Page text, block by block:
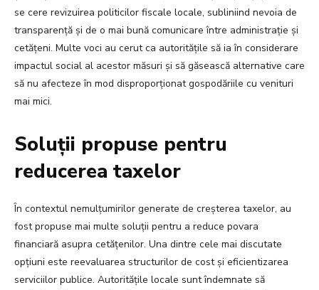
se cere revizuirea politicilor fiscale locale, subliniind nevoia de
transparență și de o mai bună comunicare între administrație și
cetățeni. Multe voci au cerut ca autoritățile să ia în considerare
impactul social al acestor măsuri și să găsească alternative care
să nu afecteze în mod disproporționat gospodăriile cu venituri
mai mici.
Soluții propuse pentru
reducerea taxelor
În contextul nemulțumirilor generate de creșterea taxelor, au
fost propuse mai multe soluții pentru a reduce povara
financiară asupra cetățenilor. Una dintre cele mai discutate
opțiuni este reevaluarea structurilor de cost și eficientizarea
serviciilor publice. Autoritățile locale sunt îndemnate să